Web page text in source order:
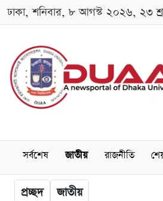
ঢাকা, শনিবার, ৮ আগস্ট ২০২৬, ২৩
সর্বশেষ জাতীয় রাজনীতি
প্রচ্ছদ জাতীয়